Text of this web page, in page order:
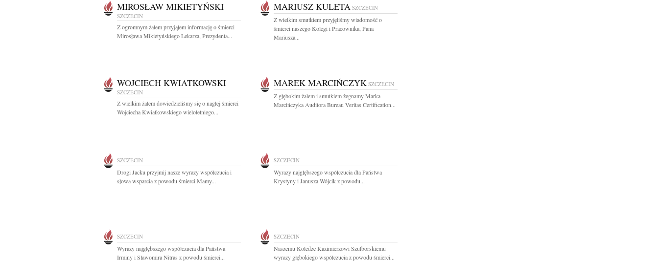
MIROSŁAW MIKIETYŃSKI
SZCZECIN
Z ogromnym żalem przyjąłem informację o śmierci
Mirosława Mikietyńskiego Lekarza, Prezydenta...
MARIUSZ KULETA SZCZECIN
Z wielkim smutkiem przyjęliśmy wiadomość o
śmierci naszego Kolegi i Pracownika, Pana
Mariusza...
WOJCIECH KWIATKOWSKI
SZCZECIN
Z wielkim żalem dowiedzieliśmy się o nagłej śmierci
Wojciecha Kwiatkowskiego wieloletniego...
MAREK MARCIŃCZYK SZCZECIN
Z głębokim żalem i smutkiem żegnamy Marka
Marcińczyka Auditora Bureau Veritas Certification...
SZCZECIN
Drogi Jacku przyjmij nasze wyrazy współczucia i
słowa wsparcia z powodu śmierci Mamy...
SZCZECIN
Wyrazy najgłębszego współczucia dla Państwa
Krystyny i Janusza Wójcik z powodu...
SZCZECIN
Wyrazy najgłębszego współczucia dla Państwa
Irminy i Sławomira Nitras z powodu śmierci...
SZCZECIN
Naszemu Koledze Kazimierzowi Szulborskiemu
wyrazy głębokiego współczucia z powodu śmierci...